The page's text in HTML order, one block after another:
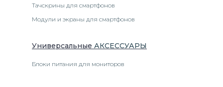
Тачскрины для смартфонов
Модули и экраны для смартфонов
Универсальные АКСЕССУАРЫ
Блоки питания для мониторов